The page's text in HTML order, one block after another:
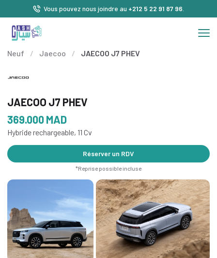
Vous pouvez nous joindre au +212 5 22 91 87 96
Neuf / Jaecoo / JAECOO J7 PHEV
JAECOO J7 PHEV
369.000MAD
Hybride rechargeable, 11 Cv
Réserver un RDV
*Reprise possible incluse